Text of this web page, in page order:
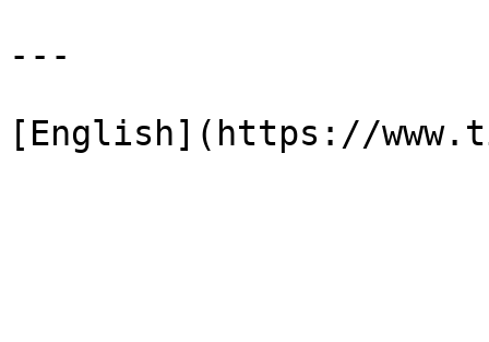
---
[English](https://